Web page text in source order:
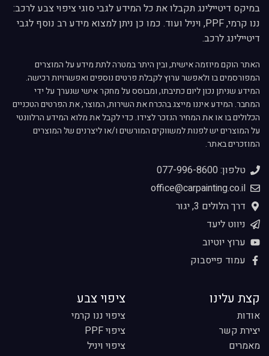
במיקס דיטיילינג תקבלו את כל המידע לגבי סוגי ציפוי צבע לרכב:
ננו קרמי, PPF, ויניל ועוד. כמו כן ניתן למצוא מידע רב נוסף לגבי
דיטיילינג לרכב.
האתר הוקם מיוזמה אישית, ובין היתר במטרה לתת מידע על המוצרים
המפורסמים בו ולאפשר ערוץ לקבלת פרטים נוספים ואפשרויות רכישה.
המידע שניתן נכון ליום כתיבתו, ומבוסס על מחקר אישי שנערך על ידי
המחבר. המידע איננו מייצג בהכרח את השירות, המוצר, את הפרטים הטכניים
הכלולים בו או את המחיר הנזכר לצידו. כדי לקבל את מלוא המידע הרלוונטי
על המוצרים יש לפנות למשווקים המורשים ו/או ליצרנים של המוצרים
המוזכרים באתר.
טלפון: 077-996-8600
office@carpainting.co.il
דרך הלולים 3, יגור
ניווט ליעד
ערוץ יוטיוב
עמוד פייסבוק
קצת עלינו
אודות
יצירת קשר
מאמרים
ציפוי צבע
ציפוי ננו קרמי
ציפוי PPF
ציפוי ויניל